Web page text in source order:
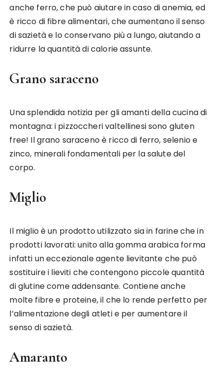
anche ferro, che può aiutare in caso di anemia, ed
è ricco di fibre alimentari, che aumentano il senso
di sazietà e lo conservano più a lungo, aiutando a
ridurre la quantità di calorie assunte.
Grano saraceno
Una splendida notizia per gli amanti della cucina di
montagna: i pizzoccheri valtellinesi sono gluten
free! Il grano saraceno è ricco di ferro, selenio e
zinco, minerali fondamentali per la salute del
corpo.
Miglio
Il miglio è un prodotto utilizzato sia in farine che in
prodotti lavorati: unito alla gomma arabica forma
infatti un eccezionale agente lievitante che può
sostituire i lieviti che contengono piccole quantità
di glutine come addensante. Contiene anche
molte fibre e proteine, il che lo rende perfetto per
l’alimentazione degli atleti e per aumentare il
senso di sazietà.
Amaranto